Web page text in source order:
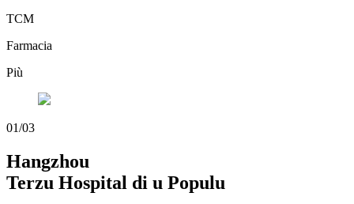
TCM
Farmacia
Più
01/03
Hangzhou
Terzu Hospital di u Populu